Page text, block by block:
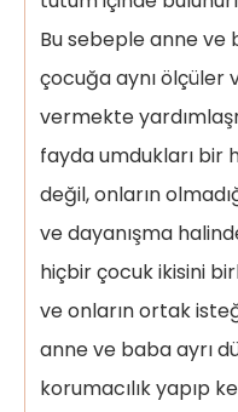
Bu sebeple anne ve
çocuğa aynı ölçüler
vermekte
fayda umdukları bir
değil, onların
ve dayanışma
hiçbir çocuk ikisini
ve onların ortak
anne ve baba ayrı
korumacılık yapıp